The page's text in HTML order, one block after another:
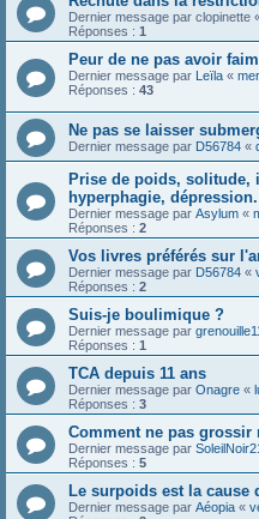
Dernier message par clopinette
Réponses : 1
Peur de ne pas avoir
Dernier message par Leïla «
Réponses : 43
Ne pas se laisser
Dernier message par D56784 «
Prise de poids, solitude,
hyperphagie, dépression.
Dernier message par Asylum «
Réponses : 2
Vos livres préférés sur
Dernier message par D56784 «
Réponses : 2
Suis-je boulimique ?
Dernier message par
Réponses : 1
TCA depuis 11 ans
Dernier message par Onagre «
Réponses : 3
Comment ne pas grossir
Dernier message par
Réponses : 5
Le surpoids est la cause
Dernier message par Aéopia «